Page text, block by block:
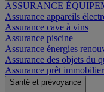
ASSURANCE
Assurance appareils
Assurance cave à vins
Assurance piscine
Assurance énergies
Assurance des objets du
Assurance prêt immobilier
Santé et prévoyance